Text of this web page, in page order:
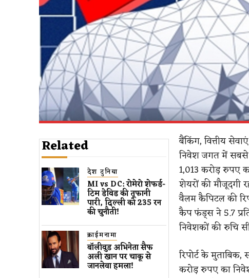
Related
देश दुनिया
MI vs DC: रोमेरो शेफर्ड-
टिम डेविड की तूफानी
पारी, दिल्ली को 235 रन
की चुनौती!
क्राईमनामा
बॉलीवुड​ अभिनेता सैफ
अली खान पर चाकू से ​
जानलेवा हमला​!
बैंकिंग, वित्तीय
निवेश जगत में सबसे
1,013 करोड़ रुपए
शेयरों की मौजूदगी
वैलम कैपिटल की
कैप फंड्स ने 5.7
निवेशकों की रुचि
रिपोर्ट के
करोड़ रुपए का